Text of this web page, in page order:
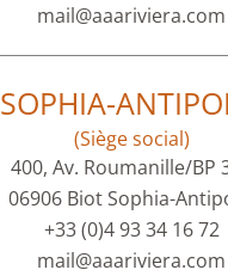
mail@aaariviera.com
SOPHIA-
(Siège social)
400, Av. Roumanille/BP
06906 Biot Sophia-
+33 (0)4 93 34 16 72
mail@aaariviera.com